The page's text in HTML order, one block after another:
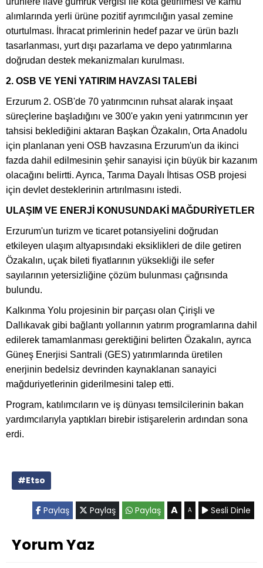
alımlarında yerli ürüne pozitif ayrımcılığın yasal zemine
oturtulması. İhracat primlerinin hedef pazar ve ürün bazlı
tasarlanması, yurt dışı pazarlama ve depo yatırımlarına
doğrudan destek mekanizmaları kurulması.
2. OSB VE YENİ YATIRIM HAVZASI TALEBİ
Erzurum 2. OSB'de 70 yatırımcının ruhsat alarak inşaat
süreçlerine başladığını ve 300'e yakın yeni yatırımcının yer
tahsisi beklediğini aktaran Başkan Özakalın, Orta Anadolu
için planlanan yeni OSB havzasına Erzurum'un da ikinci
fazda dahil edilmesinin şehir sanayisi için büyük bir kazanım
olacağını belirtti. Ayrıca, Tarıma Dayalı İhtisas OSB projesi
için devlet desteklerinin artırılmasını istedi.
ULAŞIM VE ENERJİ KONUSUNDAKİ MAĞDURİYETLER
Erzurum'un turizm ve ticaret potansiyelini doğrudan
etkileyen ulaşım altyapısındaki eksiklikleri de dile getiren
Özakalın, uçak bileti fiyatlarının yüksekliği ile sefer
sayılarının yetersizliğine çözüm bulunması çağrısında
bulundu.
Kalkınma Yolu projesinin bir parçası olan Çirişli ve
Dallıkavak gibi bağlantı yollarının yatırım programlarına dahil
edilerek tamamlanması gerektiğini belirten Özakalın, ayrıca
Güneş Enerjisi Santrali (GES) yatırımlarında üretilen
enerjinin bedelsiz devrinden kaynaklanan sanayici
mağduriyetlerinin giderilmesini talep etti.
Program, katılımcıların ve iş dünyası temsilcilerinin bakan
yardımcılarıyla yaptıkları birebir istişarelerin ardından sona
erdi.
#Etso
Paylaş Paylaş Paylaş A A Sesli Dinle
Yorum Yaz